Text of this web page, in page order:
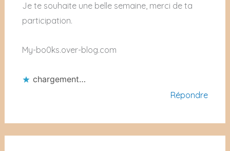
Je te souhaite une belle semaine, merci de ta
participation.
My-bo0ks.over-blog.com
chargement…
Répondre